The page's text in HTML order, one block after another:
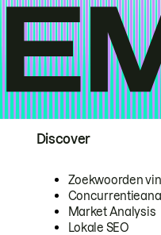
Discover
Zoekwoorden
Market Analysis
Lokale SEO